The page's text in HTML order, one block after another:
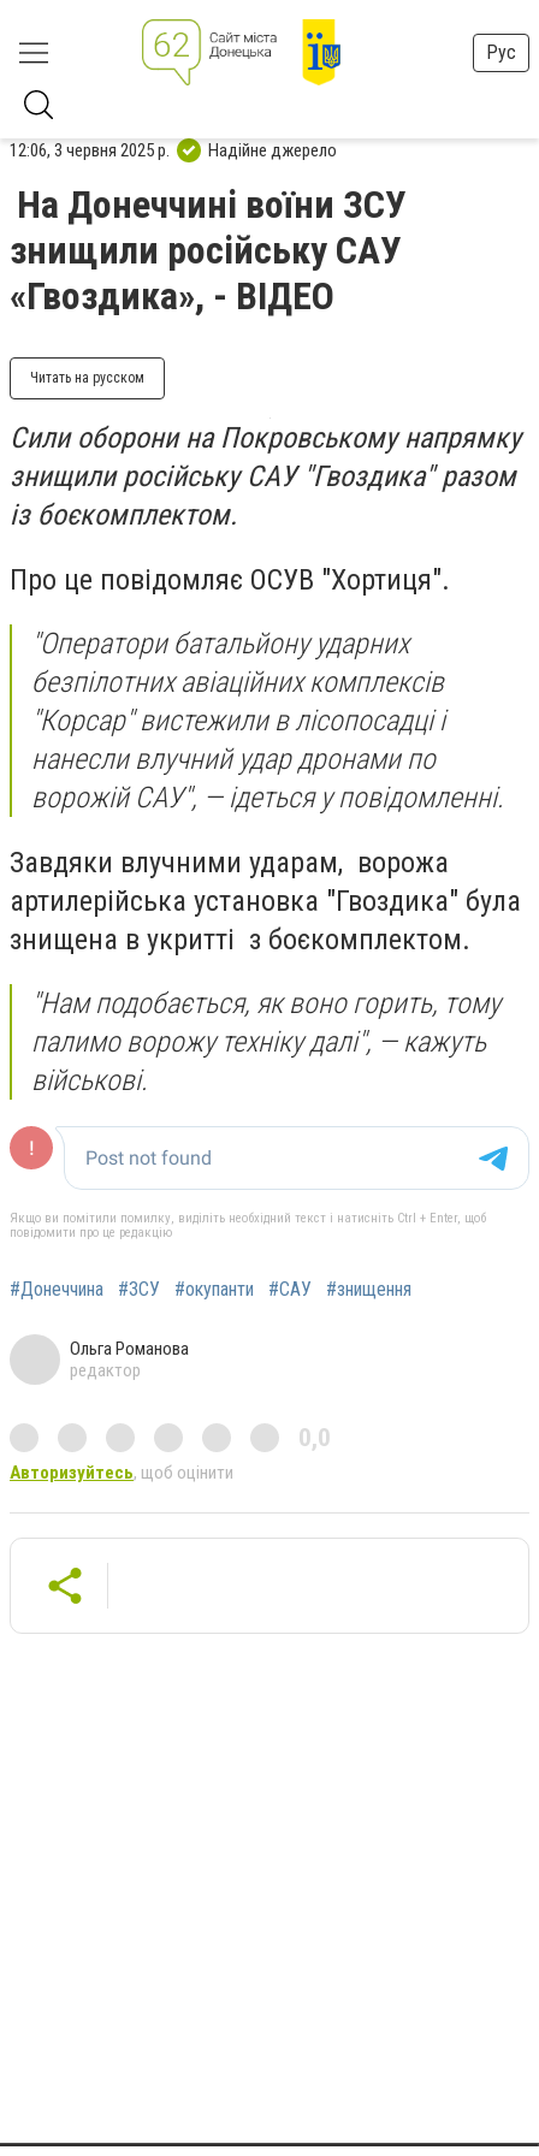
Рус
12:06, 3 червня 2025 р. Надійне джерело
На Донеччині воїни ЗСУ
знищили російську САУ
«Гвоздика», - ВІДЕО
Читать на русском
Сили оборони на Покровському напрямку
знищили російську САУ "Гвоздика" разом
із боєкомплектом.
Про це повідомляє ОСУВ "Хортиця".
"Оператори батальйону ударних
безпілотних авіаційних комплексів
"Корсар" вистежили в лісопосадці і
нанесли влучний удар дронами по
ворожій САУ", — ідеться у повідомленні.
Завдяки влучними ударам, ворожа
артилерійська установка "Гвоздика" була
знищена в укритті з боєкомплектом.
"Нам подобається, як воно горить, тому
палимо ворожу техніку далі", — кажуть
військові.
Якщо ви помітили помилку, виділіть необхідний текст і натисніть Ctrl + Enter, щоб
повідомити про це редакцію
#Донеччина #ЗСУ #окупанти #САУ #знищення
Ольга Романова
редактор
0,0
Авторизуйтесь, щоб оцінити